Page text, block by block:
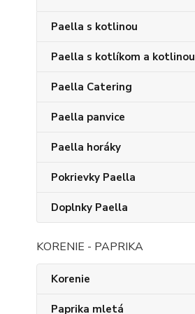
Paella s kotlinou
Paella s kotlíkom a kotlinou
Paella Catering
Paella panvice
Paella horáky
Pokrievky Paella
Doplnky Paella
KORENIE - PAPRIKA
Korenie
Paprika mletá